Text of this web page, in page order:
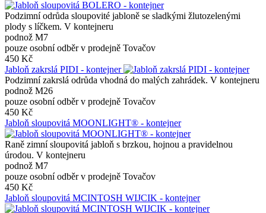
Podzimní odrůda sloupovité jabloně se sladkými žlutozelenými
plody s líčkem. V kontejneru
podnož M7
pouze osobní odběr v prodejně Tovačov
450 Kč
Jabloň zakrslá PIDI - kontejner
Podzimní zakrslá odrůda vhodná do malých zahrádek. V kontejneru
podnož M26
pouze osobní odběr v prodejně Tovačov
450 Kč
Jabloň sloupovitá MOONLIGHT® - kontejner
Raně zimní sloupovitá jabloň s brzkou, hojnou a pravidelnou
úrodou. V kontejneru
podnož M7
pouze osobní odběr v prodejně Tovačov
450 Kč
Jabloň sloupovitá MCINTOSH WIJCIK - kontejner